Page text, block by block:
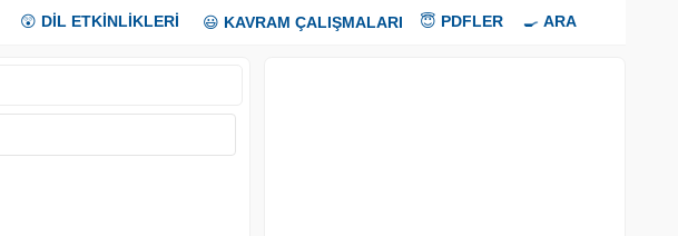
😲 DİL ETKİNLİKLERİ 😃 KAVRAM ÇALIŞMALARI 😇 PDFLER 🍳 ARA